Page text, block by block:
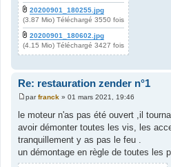
20200901_180255.jpg
(3.87 Mio) Téléchargé 3550 fois
20200901_180602.jpg
(4.15 Mio) Téléchargé 3427 fois
Re: restauration zender n°1
M
s
s
g
e
parfranck » 01 mars 2021, 19:46
le moteur n'as pas été ouvert ,il
avoir démonter toutes les vis, les
tranquillement y as pas le feu .
un démontage en règle de toutes les